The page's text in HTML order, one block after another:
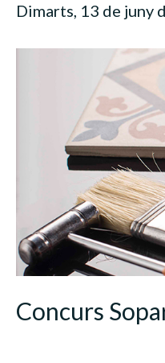
Dimarts, 13 de juny
Concurs